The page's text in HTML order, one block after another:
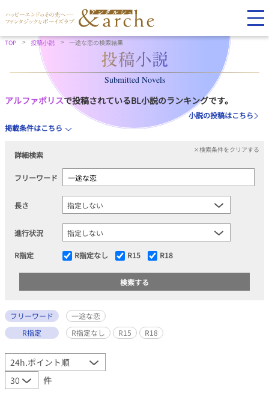
TOP 投稿小説 一途な恋の検索結果
Submitted Novels
アルファポリスで投稿されているBL小説のランキングです。
小説の投稿はこちら
掲載条件はこちら
詳細検索
×検索条件をクリアする
フリーワード
長さ
進行状況
R指定 R指定なし R15 R18
フリーワード
一途な恋
R指定
R指定なし R15 R18
件